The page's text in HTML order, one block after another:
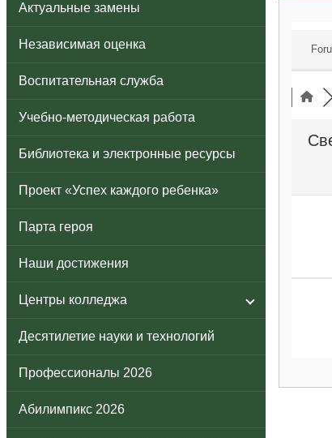
Актуальные замены
Независимая оценка
Воспитательная служба
Учебно-методическая работа
Библиотека и электронные ресурсы
Проект «Успех каждого ребенка»
Парта героя
Наши достижения
Центры колледжа
Десятилетие науки и технологий
Профессионалы 2026
Абилимпикс 2026